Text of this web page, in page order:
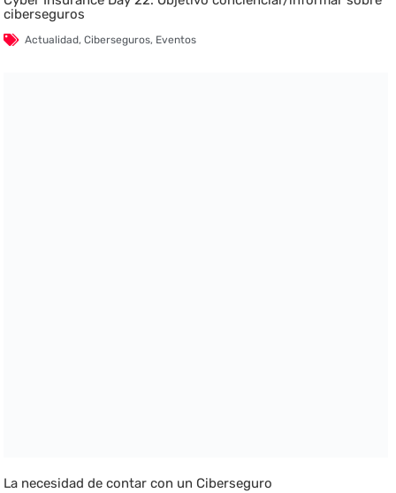
ciberseguros
Actualidad,Ciberseguros, Eventos
La necesidad de contar con un Ciberseguro